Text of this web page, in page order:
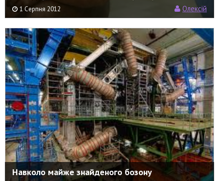
1 Серпня 2012 Олексій
Навколо майже знайденого бозону